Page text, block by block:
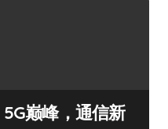
巅峰，通信新